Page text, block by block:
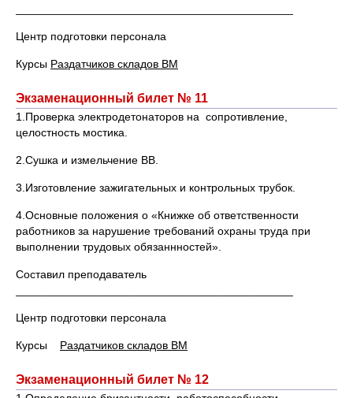
Центр подготовки персонала
Курсы Раздатчиков складов ВМ
Экзаменационный билет № 11
1.Проверка электродетонаторов на сопротивление,
целостность мостика.
2.Сушка и измельчение ВВ.
3.Изготовление зажигательных и контрольных трубок.
4.Основные положения о «Книжке об ответственности
работников за нарушение требований охраны труда при
выполнении трудовых обязаннностей».
Составил преподаватель
Центр подготовки персонала
Курсы Раздатчиков складов ВМ
Экзаменационный билет № 12